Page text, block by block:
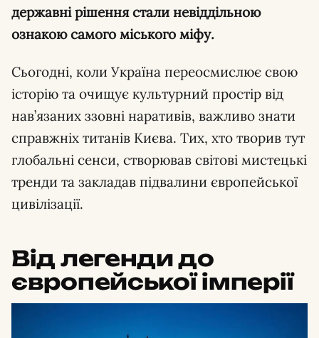
державні рішення стали невіддільною
ознакою самого міського міфу.
Сьогодні, коли Україна переосмислює свою
історію та очищує культурний простір від
нав’язаних ззовні наративів, важливо знати
справжніх титанів Києва. Тих, хто творив тут
глобальні сенси, створював світові мистецькі
тренди та закладав підвалини європейської
цивілізації.
Від легенди до
європейської імперії